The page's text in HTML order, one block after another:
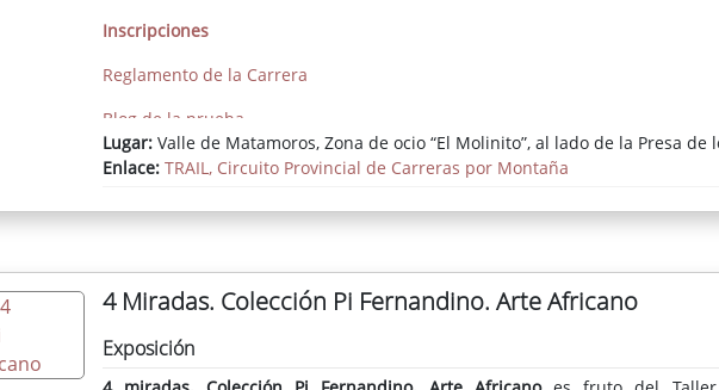
Inscripciones
Reglamento de la Carrera
Blog de la prueba
Facebook de la prueba
Lugar:Valle de Matamoros, Zona de ocio “El Molinito”, al lado de la Presa de
Enlace: TRAIL, Circuito Provincial de Carreras por Montaña
4 Miradas. Colección Pi Fernandino. Arte Africano
Exposición